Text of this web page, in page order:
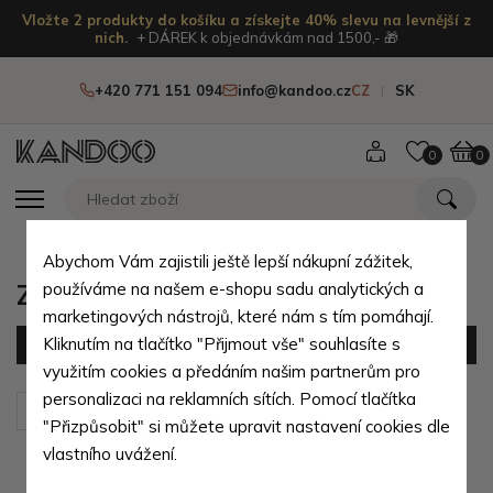
Vložte 2 produkty do košíku a získejte 40% slevu na levnější z
nich.
+ DÁREK k objednávkám nad 1500,- 🎁
+420 771 151 094 info@kandoo.czCZ SK
0 0
Zboží z přírodní pravé kůže
Filtr (989 produktů)
Seřadit podle: Výchozí
Abychom Vám zajistili ještě lepší nákupní zážitek,
používáme na našem e-shopu sadu analytických a
marketingových nástrojů, které nám s tím pomáhají.
Kliknutím na tlačítko "Přijmout vše" souhlasíte s
využitím cookies a předáním našim partnerům pro
personalizaci na reklamních sítích. Pomocí tlačítka
"Přizpůsobit" si můžete upravit nastavení cookies dle
vlastního uvážení.